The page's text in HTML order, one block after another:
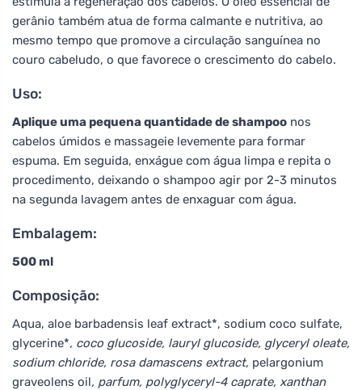
gerânio também atua de forma calmante e nutritiva, ao
mesmo tempo que promove a circulação sanguínea no
couro cabeludo, o que favorece o crescimento do cabelo.
Uso:
Aplique uma pequena quantidade de shampoo nos
cabelos úmidos e massageie levemente para formar
espuma. Em seguida, enxágue com água limpa e repita o
procedimento, deixando o shampoo agir por 2-3 minutos
na segunda lavagem antes de enxaguar com água.
Embalagem:
500 ml
Composição:
Aqua, aloe barbadensis leaf extract*, sodium coco sulfate,
glycerine*, coco glucoside, lauryl glucoside, glyceryl oleate,
sodium chloride, rosa damascens extract, pelargonium
graveolens oil, parfum, polyglyceryl-4 caprate, xanthan